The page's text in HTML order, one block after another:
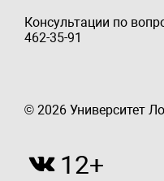
Консультации по
462-35-91
© 2026 Университет
12+